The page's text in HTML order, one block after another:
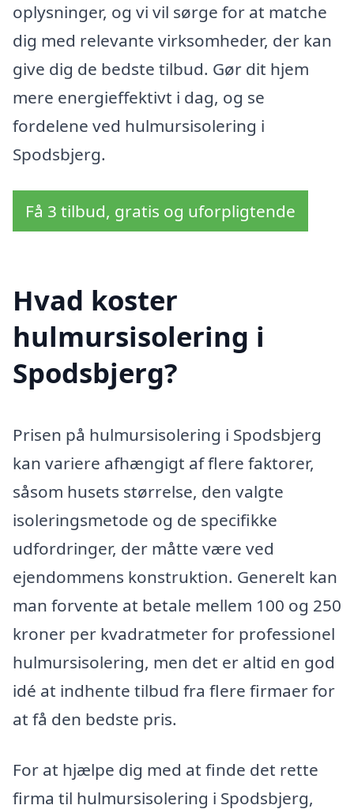
oplysninger, og vi vil sørge for at matche
dig med relevante virksomheder, der kan
give dig de bedste tilbud. Gør dit hjem
mere energieffektivt i dag, og se
fordelene ved hulmursisolering i
Spodsbjerg.
Få 3 tilbud, gratis og uforpligtende
Hvad koster
hulmursisolering i
Spodsbjerg?
Prisen på hulmursisolering i Spodsbjerg
kan variere afhængigt af flere faktorer,
såsom husets størrelse, den valgte
isoleringsmetode og de specifikke
udfordringer, der måtte være ved
ejendommens konstruktion. Generelt kan
man forvente at betale mellem 100 og 250
kroner per kvadratmeter for professionel
hulmursisolering, men det er altid en god
idé at indhente tilbud fra flere firmaer for
at få den bedste pris.
For at hjælpe dig med at finde det rette
firma til hulmursisolering i Spodsbjerg,